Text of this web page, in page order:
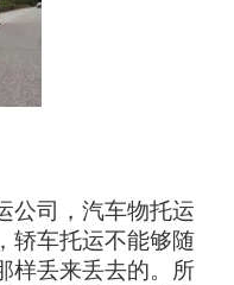
公司，汽车物托运
轿车托运不能够随
样丢来丢去的。所